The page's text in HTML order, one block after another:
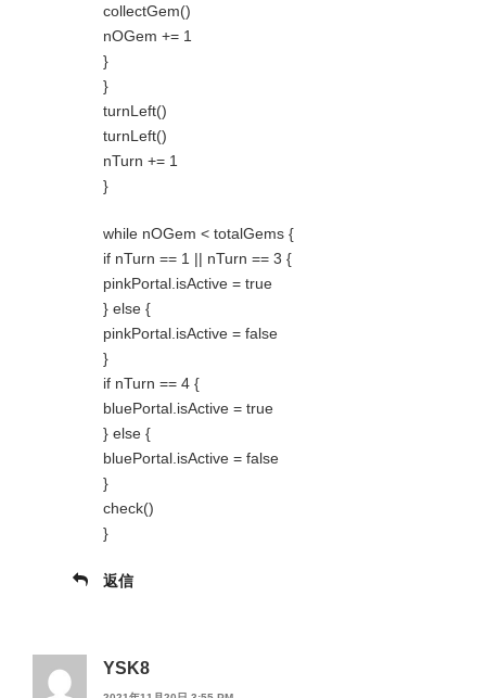
collectGem()
nOGem += 1
}
}
turnLeft()
turnLeft()
nTurn += 1
}
while nOGem < totalGems {
if nTurn == 1 || nTurn == 3 {
pinkPortal.isActive = true
} else {
pinkPortal.isActive = false
}
if nTurn == 4 {
bluePortal.isActive = true
} else {
bluePortal.isActive = false
}
check()
}
返信
YSK8